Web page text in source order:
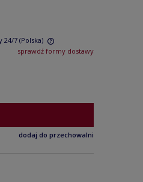
24/7(Polska)
sprawdź formy dostawy
dodaj do przechowalni